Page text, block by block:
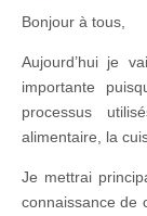
Bonjour à tous,
Aujourd’hui je
importante
processus
alimentaire, la
Je mettrai
connaissance de